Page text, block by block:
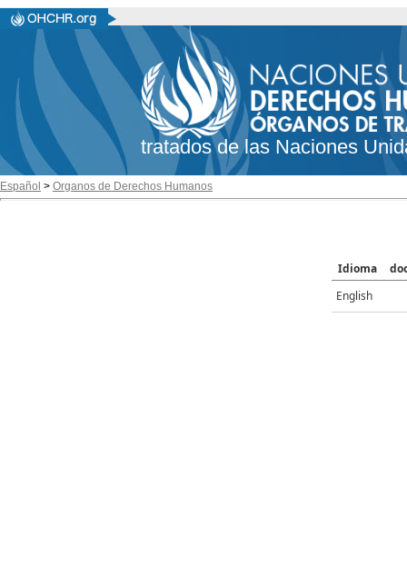
tratados de las Naciones
Español > Organos de Derechos Humanos
Idioma
English